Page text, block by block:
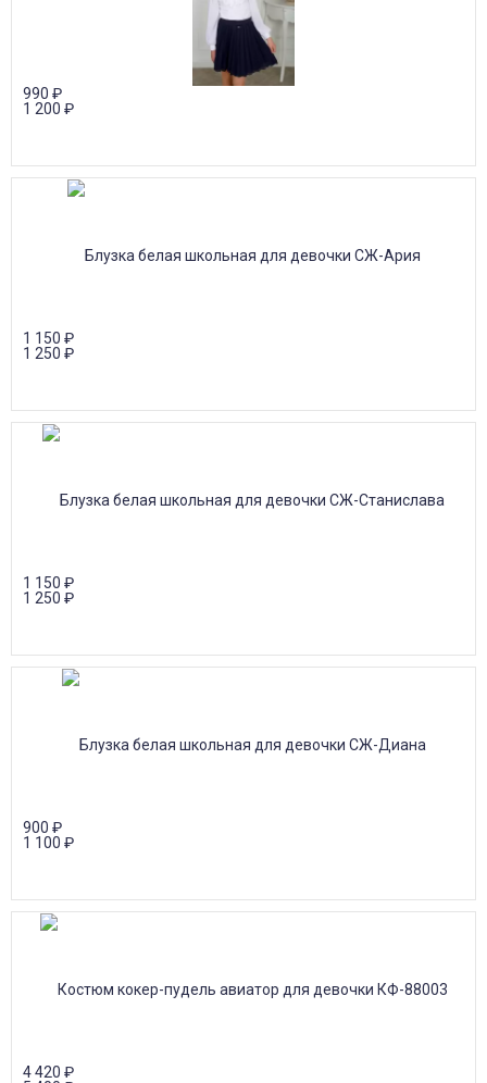
990 ₽
1 200 ₽
1 150 ₽
1 250 ₽
1 150 ₽
1 250 ₽
900 ₽
1 100 ₽
4 420 ₽